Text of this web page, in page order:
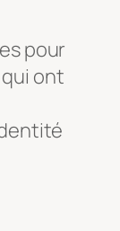
pour
ont